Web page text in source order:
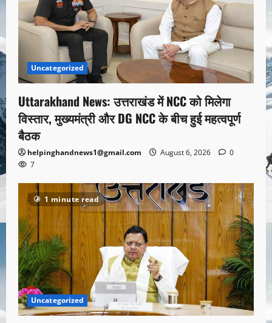
Uncategorized
Uttarakhand News: उत्तराखंड में NCC को मिलेगा
विस्तार, मुख्यमंत्री और DG NCC के बीच हुई महत्वपूर्ण
बैठक
helpinghandnews1@gmail.com August 6, 2026
0
7
1 minute read
Uncategorized